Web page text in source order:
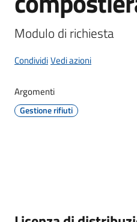
Trasparente
A
Modulo di richiesta
CondividiVedi azioni
Argomenti
Gestione rifiuti